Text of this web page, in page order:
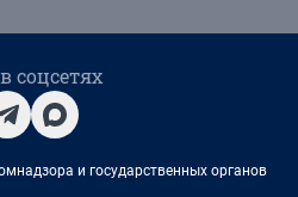
соцсетях
и государственных органов